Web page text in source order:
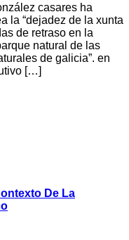
casares ha
la “dejadez de la xunta
de retraso en la
natural de las
de galicia”. en
[…]
De La